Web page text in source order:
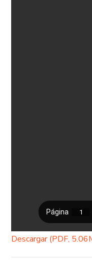
Descargar (PDF,